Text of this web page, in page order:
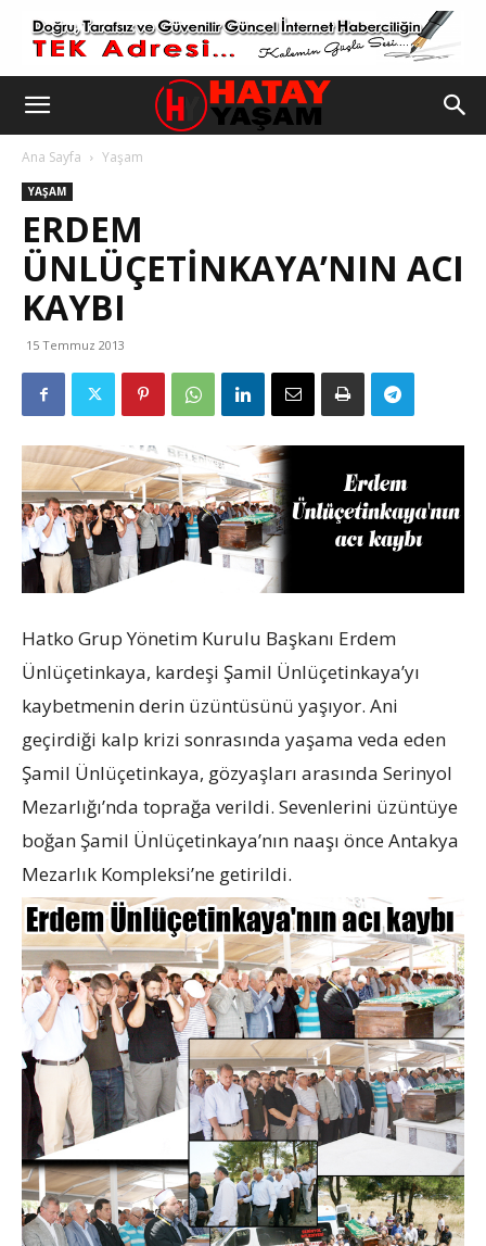
Ana Sayfa Yaşam
YAŞAM
ERDEM
ÜNLÜÇETINKAYA’NIN ACI
KAYBI
15 Temmuz 2013
Hatko Grup Yönetim Kurulu Başkanı Erdem
Ünlüçetinkaya, kardeşi Şamil Ünlüçetinkaya’yı
kaybetmenin derin üzüntüsünü yaşıyor. Ani
geçirdiği kalp krizi sonrasında yaşama veda eden
Şamil Ünlüçetinkaya, gözyaşları arasında Serinyol
Mezarlığı’nda toprağa verildi. Sevenlerini üzüntüye
boğan Şamil Ünlüçetinkaya’nın naaşı önce Antakya
Mezarlık Kompleksi’ne getirildi.